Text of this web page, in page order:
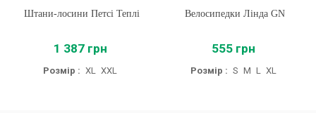
Штани-лосини Петсі Теплі
1 387 грн
Розмір : XL XXL
Велосипедки Лінда GN
555 грн
Розмір : S M L XL